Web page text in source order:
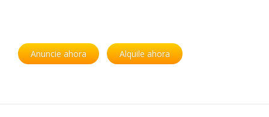
Anuncie ahora Alquile ahora